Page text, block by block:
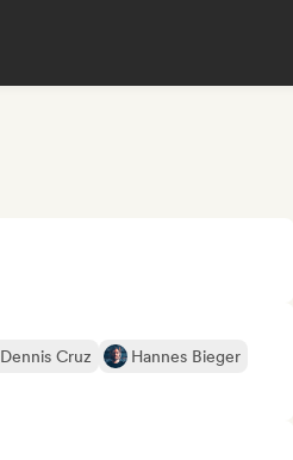
Dennis Cruz
Hannes Bieger